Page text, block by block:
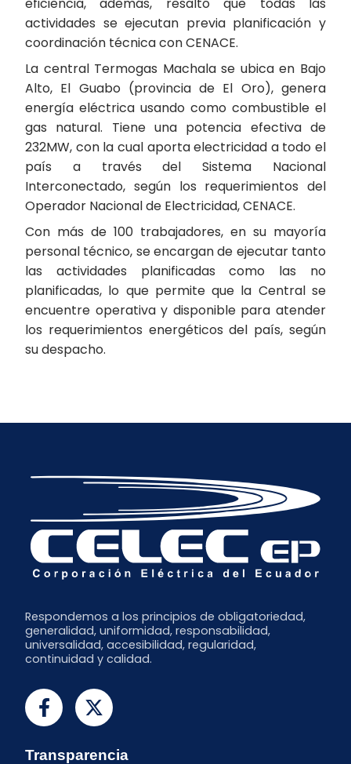
actividades se ejecutan previa planificación y
coordinación técnica con CENACE.
La central Termogas Machala se ubica en Bajo
Alto, El Guabo (provincia de El Oro), genera
energía eléctrica usando como combustible el
gas natural. Tiene una potencia efectiva de
232MW, con la cual aporta electricidad a todo el
país a través del Sistema Nacional
Interconectado, según los requerimientos del
Operador Nacional de Electricidad, CENACE.
Con más de 100 trabajadores, en su mayoría
personal técnico, se encargan de ejecutar tanto
las actividades planificadas como las no
planificadas, lo que permite que la Central se
encuentre operativa y disponible para atender
los requerimientos energéticos del país, según
su despacho.
Respondemos a los principios de obligatoriedad,
generalidad, uniformidad, responsabilidad,
universalidad, accesibilidad, regularidad,
continuidad y calidad.
Transparencia